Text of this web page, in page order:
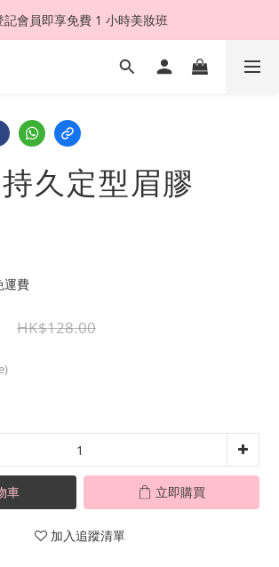
記會員即享免費 1 小時美妝班
久定型眉膠
運費
HK$128.00
車 立即購買
加入追蹤清單